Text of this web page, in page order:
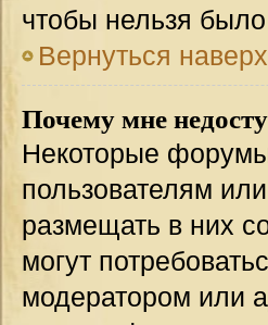
чтобы нельзя
Вернуться наверх
Почему мне
Некоторые
пользователям
размещать в них
могут
модератором или